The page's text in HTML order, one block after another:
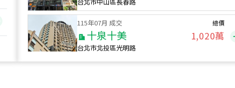
115年07月 成交
十泉十美
台北市北投區光明路
總價
1,020萬